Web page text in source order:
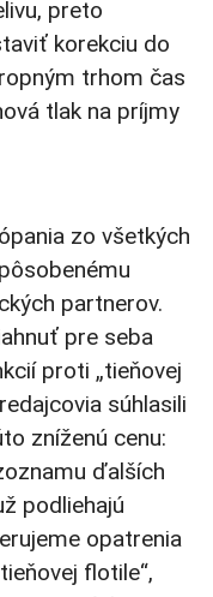
preto
korekciu do
trhom čas
tlak na príjmy
zo všetkých
partnerov.
pre seba
proti „tieňovej
súhlasili
zníženú cenu:
ďalších
podliehajú
opatrenia
flotile“,